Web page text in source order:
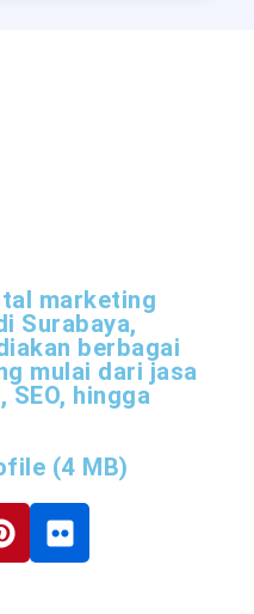
marketing
Surabaya,
berbagai
mulai dari jasa
hingga
(4 MB)